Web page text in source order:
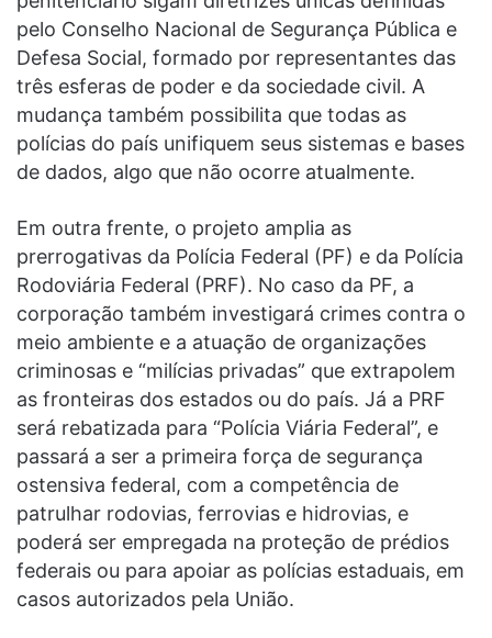
pelo Conselho Nacional de Segurança Pública e
Defesa Social, formado por representantes das
três esferas de poder e da sociedade civil. A
mudança também possibilita que todas as
polícias do país unifiquem seus sistemas e bases
de dados, algo que não ocorre atualmente.
Em outra frente, o projeto amplia as
prerrogativas da Polícia Federal (PF) e da Polícia
Rodoviária Federal (PRF). No caso da PF, a
corporação também investigará crimes contra o
meio ambiente e a atuação de organizações
criminosas e “milícias privadas” que extrapolem
as fronteiras dos estados ou do país. Já a PRF
será rebatizada para “Polícia Viária Federal”, e
passará a ser a primeira força de segurança
ostensiva federal, com a competência de
patrulhar rodovias, ferrovias e hidrovias, e
poderá ser empregada na proteção de prédios
federais ou para apoiar as polícias estaduais, em
casos autorizados pela União.